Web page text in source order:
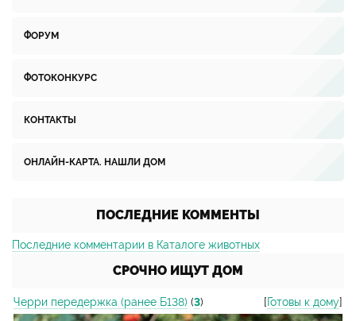
ФОРУМ
ФОТОКОНКУРС
КОНТАКТЫ
ОНЛАЙН-КАРТА. НАШЛИ ДОМ
ПОСЛЕДНИЕ КОММЕНТЫ
Последние комментарии в Каталоге животных
СРОЧНО ИЩУТ ДОМ
Черри передержка (ранее Б138) (3) [Готовы к дому]